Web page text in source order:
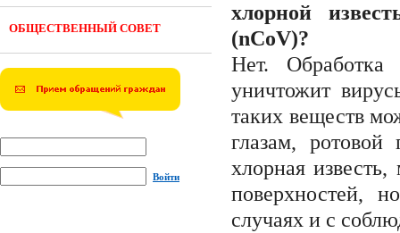
ОБЩЕСТВЕННЫЙ СОВЕТ
Войти
хлорной
(nCoV)?
Нет.
уничтожит
таких веществ
глазам,
хлорная
поверхностей,
случаях и с